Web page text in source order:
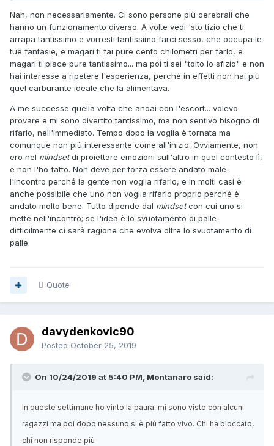
Nah, non necessariamente. Ci sono persone più cerebrali che
hanno un funzionamento diverso. A volte vedi 'sto tizio che ti
arrapa tantissimo e vorresti tantissimo farci sesso, che occupa le
tue fantasie, e magari ti fai pure cento chilometri per farlo, e
magari ti piace pure tantissimo... ma poi ti sei "tolto lo sfizio" e non
hai interesse a ripetere l'esperienza, perché in effetti non hai più
quel carburante ideale che la alimentava.
A me successe quella volta che andai con l'escort... volevo
provare e mi sono divertito tantissimo, ma non sentivo bisogno di
rifarlo, nell'immediato. Tempo dopo la voglia è tornata ma
comunque non più interessante come all'inizio. Ovviamente, non
ero nel mindsetdi proiettare emozioni sull'altro in quel contesto lì,
e non l'ho fatto. Non deve per forza essere andato male
l'incontro perché la gente non voglia rifarlo, e in molti casi è
anche possibile che uno non voglia rifarlo proprio perché è
andato molto bene. Tutto dipende dal mindsetcon cui uno si
mette nell'incontro; se l'idea è lo svuotamento di palle
difficilmente ci sarà ragione che evolva oltre lo svuotamento di
palle.
Quote
davydenkovic90
Posted October 25, 2019
On 10/24/2019 at 5:40 PM, Montanaro said:
In queste settimane ho vinto la paura, mi sono visto con alcuni
ragazzi ma poi dopo nessuno si è più fatto vivo. Chi ha bloccato,
chi non risponde più